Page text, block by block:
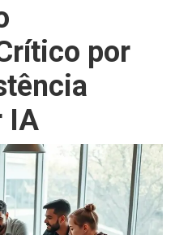
por
IA